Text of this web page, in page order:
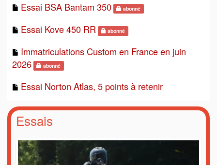
Essai BSA Bantam 350
abonné
Essai Kove 450 RR abonné
Immatriculations Custom en France en juin
2026
abonné
Essai Norton Atlas, 5 points à retenir
Essais